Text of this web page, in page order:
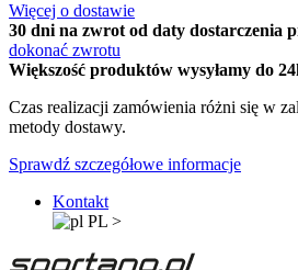
Więcej o dostawie
30 dni na zwrot od daty dostarczenia
dokonać zwrotu
Większość produktów wysyłamy do
Czas realizacji zamówienia różni się w
metody dostawy.
Sprawdź szczegółowe informacje
Kontakt
PL >